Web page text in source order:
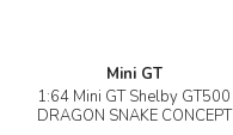
Mini GT
1:64 Mini GT Shelby GT500
DRAGON SNAKE CONCEPT